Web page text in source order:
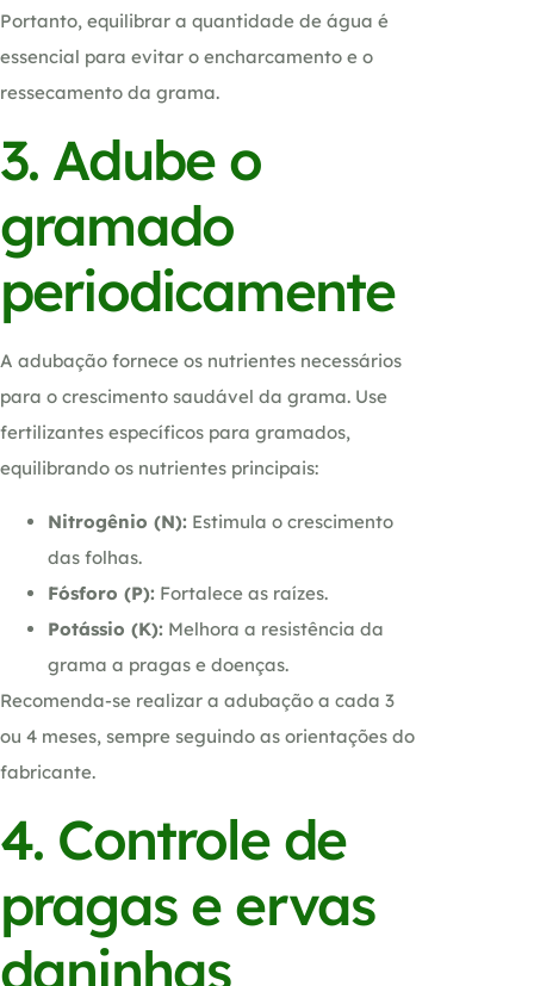
Portanto, equilibrar a quantidade de água é
essencial para evitar o encharcamento e o
ressecamento da grama.
3. Adube o
gramado
periodicamente
A adubação fornece os nutrientes necessários
para o crescimento saudável da grama. Use
fertilizantes específicos para gramados,
equilibrando os nutrientes principais:
Nitrogênio (N): Estimula o crescimento
das folhas.
Fósforo (P): Fortalece as raízes.
Potássio (K): Melhora a resistência da
grama a pragas e doenças.
Recomenda-se realizar a adubação a cada 3
ou 4 meses, sempre seguindo as orientações do
fabricante.
4. Controle de
pragas e ervas
daninhas